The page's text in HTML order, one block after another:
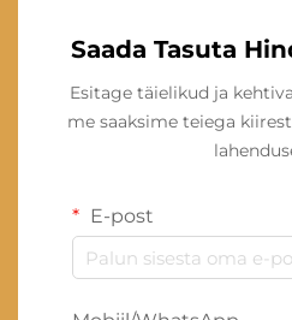
Saada Tasuta
Esitage täielikud ja
me saaksime teiega
E-post